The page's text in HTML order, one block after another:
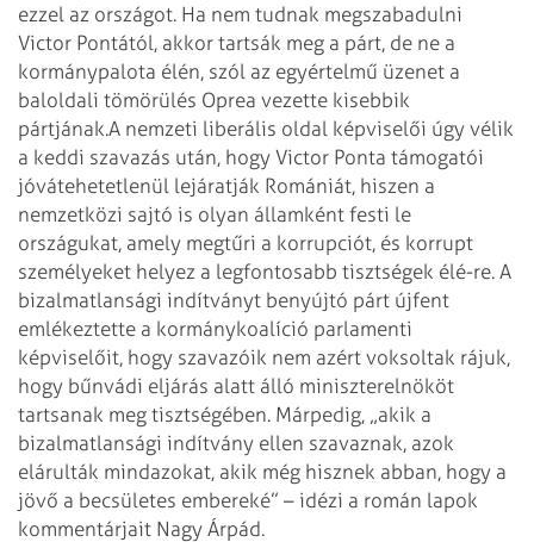
ezzel az országot. Ha nem tudnak megszabadulni
Victor Pontától, akkor tartsák meg a párt, de ne a
kormánypalota élén, szól az egyértelmű üzenet a
baloldali tömörülés Oprea vezette kisebbik
pártjának.A nemzeti liberális oldal képviselői úgy vélik
a keddi szavazás után, hogy Victor Ponta támogatói
jóvátehetetlenül lejáratják Romániát, hiszen a
nemzetközi sajtó is olyan államként festi le
országukat, amely megtűri a korrupciót, és korrupt
személyeket helyez a legfontosabb tisztségek élé­-re. A
bizalmatlansági indítványt benyújtó párt újfent
emlékeztette a kormánykoalíció parlamenti
képviselőit, hogy szavazóik nem azért voksoltak rájuk,
hogy bűnvádi eljárás alatt álló miniszterelnököt
tartsanak meg tisztségében. Márpedig, „akik a
bizalmatlansági indítvány ellen szavaznak, azok
elárulták mindazokat, akik még hisznek abban, hogy a
jövő a becsületes embereké” – idézi a román lapok
kommentárjait Nagy Árpád.